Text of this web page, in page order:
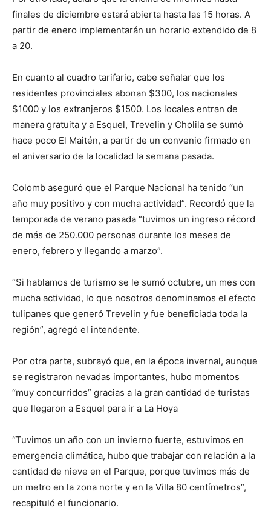
finales de diciembre estará abierta hasta las 15 horas. A
partir de enero implementarán un horario extendido de 8
a 20.
En cuanto al cuadro tarifario, cabe señalar que los
residentes provinciales abonan $300, los nacionales
$1000 y los extranjeros $1500. Los locales entran de
manera gratuita y a Esquel, Trevelin y Cholila se sumó
hace poco El Maitén, a partir de un convenio firmado en
el aniversario de la localidad la semana pasada.
Colomb aseguró que el Parque Nacional ha tenido “un
año muy positivo y con mucha actividad”. Recordó que la
temporada de verano pasada “tuvimos un ingreso récord
de más de 250.000 personas durante los meses de
enero, febrero y llegando a marzo”.
“Si hablamos de turismo se le sumó octubre, un mes con
mucha actividad, lo que nosotros denominamos el efecto
tulipanes que generó Trevelin y fue beneficiada toda la
región”, agregó el intendente.
Por otra parte, subrayó que, en la época invernal, aunque
se registraron nevadas importantes, hubo momentos
“muy concurridos” gracias a la gran cantidad de turistas
que llegaron a Esquel para ir a La Hoya
“Tuvimos un año con un invierno fuerte, estuvimos en
emergencia climática, hubo que trabajar con relación a la
cantidad de nieve en el Parque, porque tuvimos más de
un metro en la zona norte y en la Villa 80 centímetros”,
recapituló el funcionario.